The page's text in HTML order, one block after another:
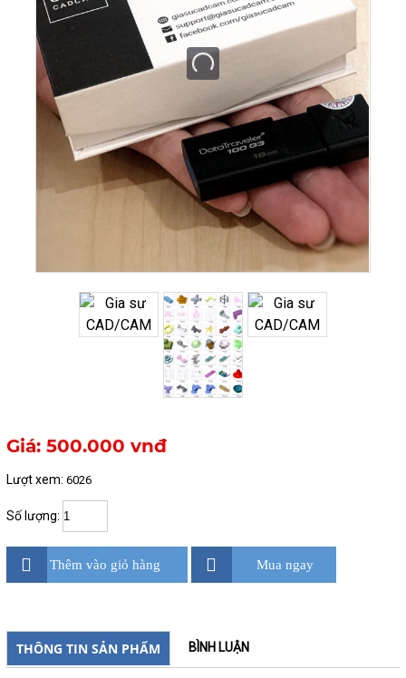
Giá: 500.000 vnđ
Lượt xem: 6026
Số lượng:
Thêm vào giỏ hàng Mua ngay
THÔNG TIN SẢN PHẨM BÌNH LUẬN